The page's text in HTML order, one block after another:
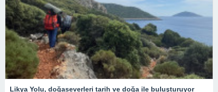
Likya Yolu, doğaseverleri tarih ve doğa ile buluşturuyor